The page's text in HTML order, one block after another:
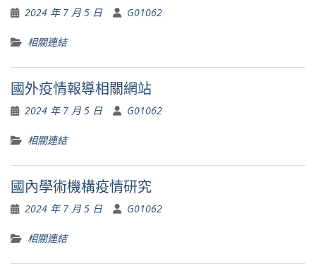
2024 年 7 月 5 日 G01062
相關連結
國外疫情報導相關網站
2024 年 7 月 5 日 G01062
相關連結
國內學術機構疫情研究
2024 年 7 月 5 日 G01062
相關連結